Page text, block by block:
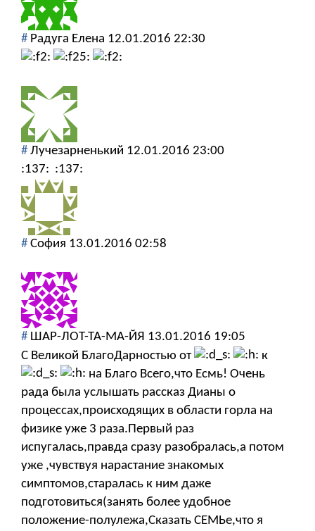
# Радуга Елена 12.01.2016 22:30
# Лучезарненький 12.01.2016 23:00
:137: :137:
# София 13.01.2016 02:58
# ШАР-ЛОТ-ТА-МА-ЙЯ 13.01.2016 19:05
С Великой БлагоДарностью от
к
на Благо Всего,что Есмь! Очень
рада была услышать рассказ Дианы о
процессах,происходящих в области горла на
физике уже 3 раза.Первый раз
испугалась,правда сразу разобралась,а потом
уже ,чувствуя нарастание знакомых
симптомов,старалась к ним даже
подготовиться(занять более удобное
положение-полулежа,Сказать СЕМЬе,что я